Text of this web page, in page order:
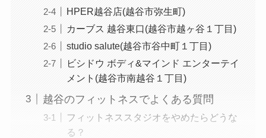
HPER越谷店(越谷市弥生町)
カーブス 越谷東口(越谷市越ヶ谷１丁目)
studio salute(越谷市谷中町１丁目)
ビシドウ ボディ&マインド エンターテイ
メント(越谷市南越谷１丁目)
越谷のフィットネスでよくある質問
フィットネススタジオをやめたらどうな
る？